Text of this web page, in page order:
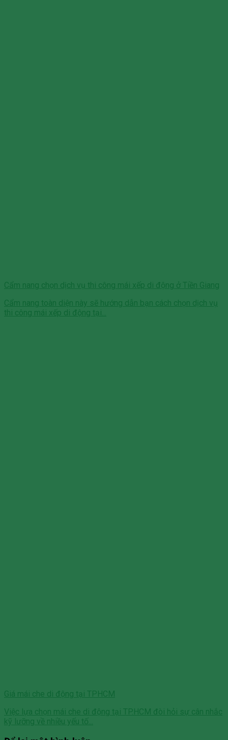
Cẩm nang chọn dịch vụ thi công mái xếp di động ở Tiền Giang
Cẩm nang toàn diện này sẽ hướng dẫn bạn cách chọn dịch vụ
thi công mái xếp di động tại...
Giá mái che di động tại TPHCM
Việc lựa chọn mái che di động tại TP.HCM đòi hỏi sự cân nhắc
kỹ lưỡng về nhiều yếu tố...